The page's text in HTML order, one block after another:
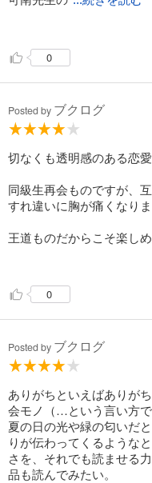
優しい気持ちになれる素
0
Posted by ブクログ
切なくも透明感のある恋愛
同級生再会ものですが、
すれ違いに胸が痛くなりま
王道ものだからこそ楽しめ
0
Posted by ブクログ
ありがちといえばありが
会モノ（…という言い方
夏の日の光や緑の匂いだ
りが伝わってくるような
さを、それでも読ませる
品も読んでみたい。